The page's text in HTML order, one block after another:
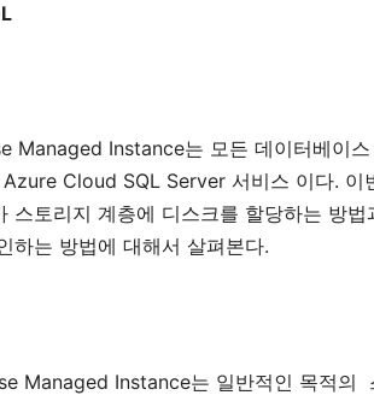
Managed Instance는 모든 데이터베이스
Azure Cloud SQL Server 서비스 이다. 이
스토리지 계층에 디스크를 할당하는 방법
하는 방법에 대해서 살펴본다.
Managed Instance는 일반적인 목적의